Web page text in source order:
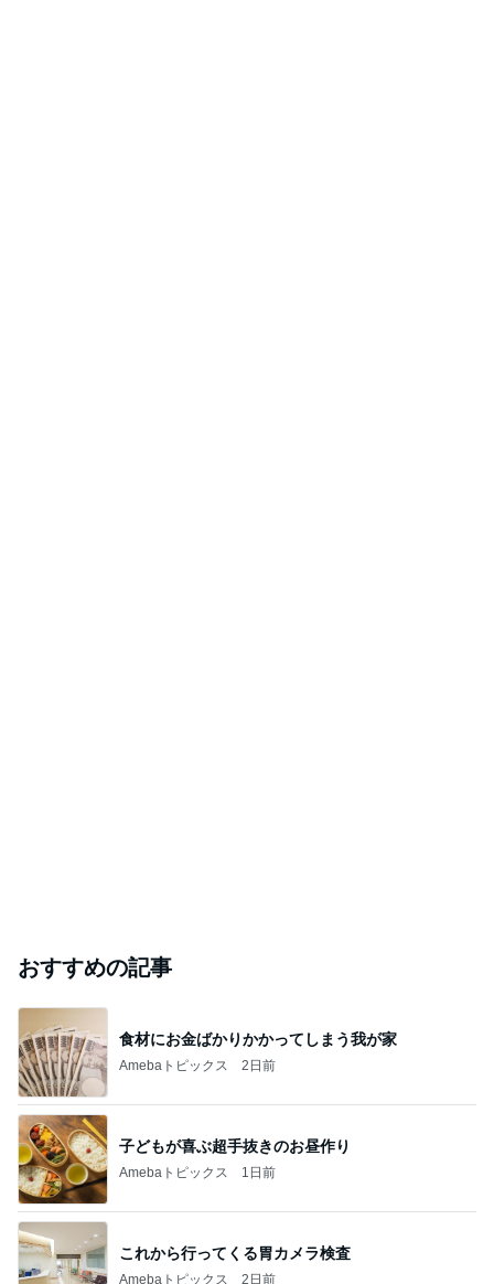
おすすめの記事
食材にお金ばかりかかってしまう我が家
Amebaトピックス 2日前
子どもが喜ぶ超手抜きのお昼作り
Amebaトピックス 1日前
これから行ってくる胃カメラ検査
Amebaトピックス 2日前